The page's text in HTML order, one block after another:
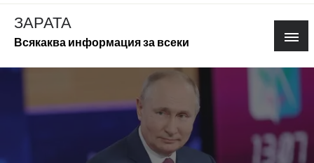
Skip
content
ЗАРАТА
Всякаква информация за всеки